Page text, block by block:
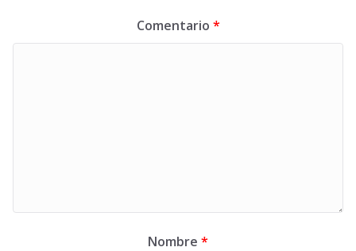
Comentario *
Nombre *